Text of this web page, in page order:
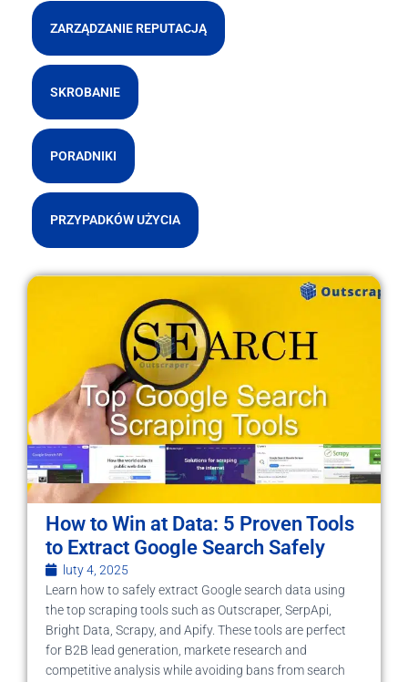
ZARZĄDZANIE REPUTACJĄ
SKROBANIE
PORADNIKI
PRZYPADKÓW UŻYCIA
How to Win at Data: 5 Proven Tools
to Extract Google Search Safely
luty 4, 2025
Learn how to safely extract Google search data using
the top scraping tools such as Outscraper, SerpApi,
Bright Data, Scrapy, and Apify. These tools are perfect
for B2B lead generation, markete research and
competitive analysis while avoiding bans from search